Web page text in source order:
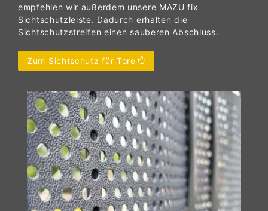
empfehlen wir außerdem unsere MAZU fix
Sichtschutzleiste. Dadurch erhalten die
Sichtschutzstreifen einen sauberen Abschluss.
Zum Sichtschutz für Tore